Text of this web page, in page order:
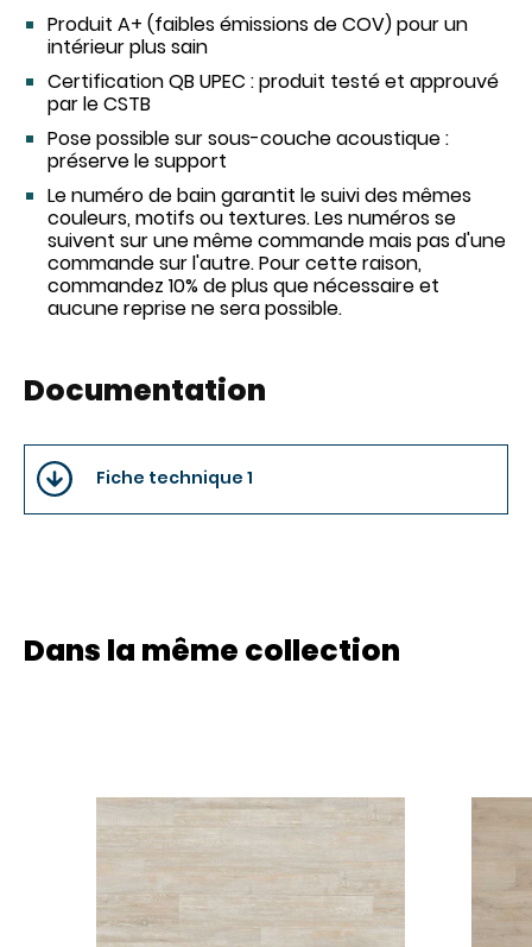
Produit A+ (faibles émissions de COV) pour un
intérieur plus sain
Certification QB UPEC : produit testé et approuvé
par le CSTB
Pose possible sur sous-couche acoustique :
préserve le support
Le numéro de bain garantit le suivi des mêmes
couleurs, motifs ou textures. Les numéros se
suivent sur une même commande mais pas d'une
commande sur l'autre. Pour cette raison,
commandez 10% de plus que nécessaire et
aucune reprise ne sera possible.
Documentation
Fiche technique 1
Dans la même collection